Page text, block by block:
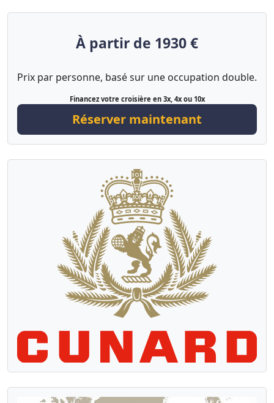
À partir de 1930 €
Prix par personne, basé sur une occupation double.
Financez votre croisière en 3x, 4x ou 10x
Réserver maintenant